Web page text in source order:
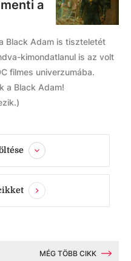
a
Black Adam is tiszteletét
kimondatlanul is az volt
filmes univerzumába.
a Black Adam!
MÉG TÖBB CIKK